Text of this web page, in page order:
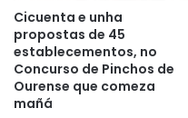
Cicuenta e unha
propostas de 45
establecementos, no
Concurso de Pinchos de
Ourense que comeza
mañá